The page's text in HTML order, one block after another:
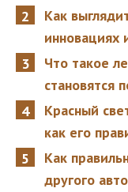
Как
инновациях
Что такое
становятся
Красный
как его
Как
другого